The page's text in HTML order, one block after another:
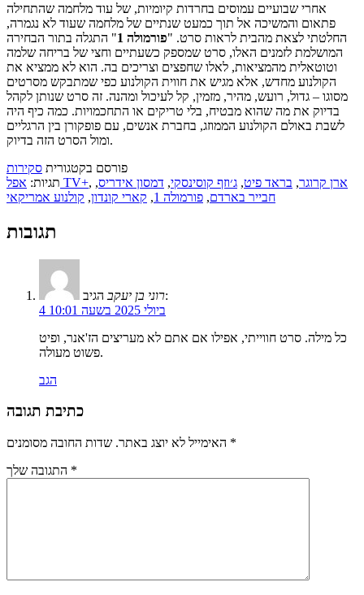
אחרי שבועיים עמוסים בחרדות קיומיות, של עוד מלחמה שהתחילה
פתאום והמשיכה אל תוך כמעט שנתיים של מלחמה שעוד לא נגמרה,
החלטתי לצאת מהבית לראות סרט. "פורמולה 1
" התגלה בתור הבחירה
המושלמת לזמנים האלו, סרט שמספק כשעתיים וחצי של בריחה שלמה
וטוטאלית מהמציאות, לאלו שחפצים וצריכים בה. הוא לא ממציא את
הקולנוע מחדש, אלא מגיש את חווית הקולנוע כפי שמתבקש מסרטים
מסוגו – גדול, רועש, מהיר, מזמין, קל לעיכול ומהנה. זה סרט שנותן לקהל
בדיוק את מה שהוא מבטיח, בלי טריקים או התחכמויות. כמה כיף היה
לשבת באולם הקולנוע הממוזג, בחברת אנשים, עם פופקורן בין הרגליים
ומול הסרט הזה בדיוק.
פורסם בקטגורית סקירות
תגיות: אפל TV+, ארן קרוגר, בראד פיט, ג׳וזף קוסינסקי, דמסון אידריס,
חבייר בארדם, פורמולה 1 , קארי קונדון, קולנוע אמריקאי
תגובות
רוני בן יעקבהגיב:
4 ביולי 2025 בשעה 10:01
כל מילה. סרט חווייתי, אפילו אם אתם לא מעריצים הז'אנר, ופיט
פשוט מעולה.
הגב
כתיבת תגובה
האימייל לא יוצג באתר. *
*